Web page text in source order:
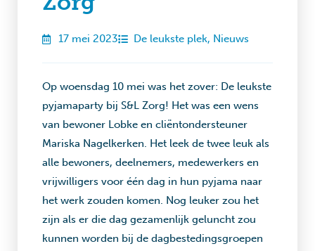
17 mei 2023 De leukste plek, Nieuws
Op woensdag 10 mei was het zover: De leukste
pyjamaparty bij S&L Zorg! Het was een wens
van bewoner Lobke en cliëntondersteuner
Mariska Nagelkerken. Het leek de twee leuk als
alle bewoners, deelnemers, medewerkers en
vrijwilligers voor één dag in hun pyjama naar
het werk zouden komen. Nog leuker zou het
zijn als er die dag gezamenlijk geluncht zou
kunnen worden bij de dagbestedingsgroepen